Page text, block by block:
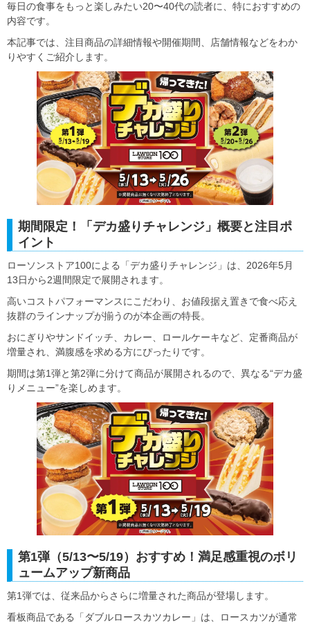
毎日の食事をもっと楽しみたい20〜40代の読者に、特におすすめの
内容です。
本記事では、注目商品の詳細情報や開催期間、店舗情報などをわか
りやすくご紹介します。
期間限定！「デカ盛りチャレンジ」概要と注目ポ
イント
ローソンストア100による「デカ盛りチャレンジ」は、2026年5月
13日から2週間限定で展開されます。
高いコストパフォーマンスにこだわり、お値段据え置きで食べ応え
抜群のラインナップが揃うのが本企画の特長。
おにぎりやサンドイッチ、カレー、ロールケーキなど、定番商品が
増量され、満腹感を求める方にぴったりです。
期間は第1弾と第2弾に分けて商品が展開されるので、異なる“デカ盛
りメニュー”を楽しめます。
第1弾（5/13〜5/19）おすすめ！満足感重視のボリ
ュームアップ新商品
第1弾では、従来品からさらに増量された商品が登場します。
看板商品である「ダブルロースカツカレー」は、ロースカツが通常